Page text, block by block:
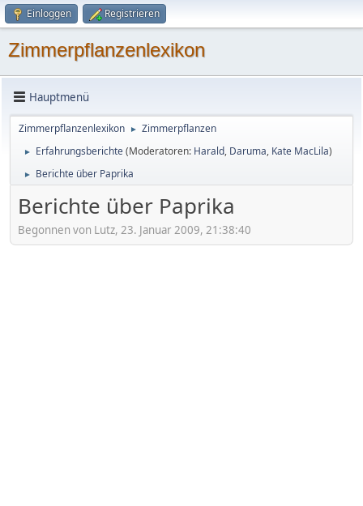
Einloggen Registrieren
Zimmerpflanzenlexikon
Hauptmenü
Zimmerpflanzenlexikon ► Zimmerpflanzen
► Erfahrungsberichte(Moderatoren: Harald, Daruma, Kate MacLila)
► Berichte über Paprika
Berichte über Paprika
Begonnen von Lutz, 23. Januar 2009, 21:38:40